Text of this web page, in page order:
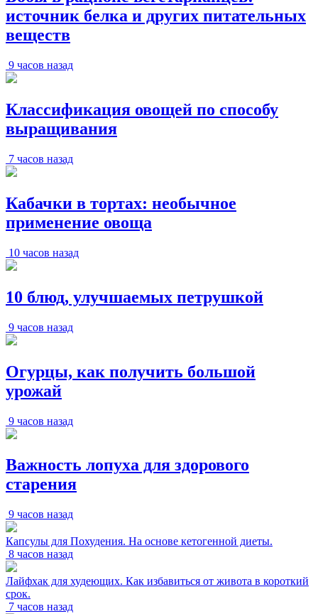
источник белка и других питательных
веществ
9 часов назад
Классификация овощей по способу
выращивания
7 часов назад
Кабачки в тортах: необычное
применение овоща
10 часов назад
10 блюд, улучшаемых петрушкой
9 часов назад
Огурцы, как получить большой
урожай
9 часов назад
Важность лопуха для здорового
старения
9 часов назад
Капсулы для Похудения. На основе кетогенной диеты.
8 часов назад
Лайфхак для худеющих. Как избавиться от живота в короткий
срок.
7 часов назад